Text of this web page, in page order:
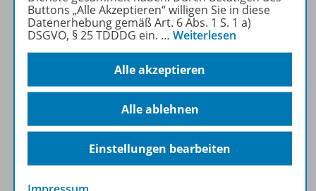
Mehr erfahren
Produktinformationen
Buttons „Alle Akzeptieren“ willigen Sie in diese
Datenerhebung gemäß Art. 6 Abs. 1 S. 1 a)
DSGVO, § 25 TDDDG ein. … Weiterlesen
Alle akzeptieren
Alle ablehnen
Einstellungen bearbeiten